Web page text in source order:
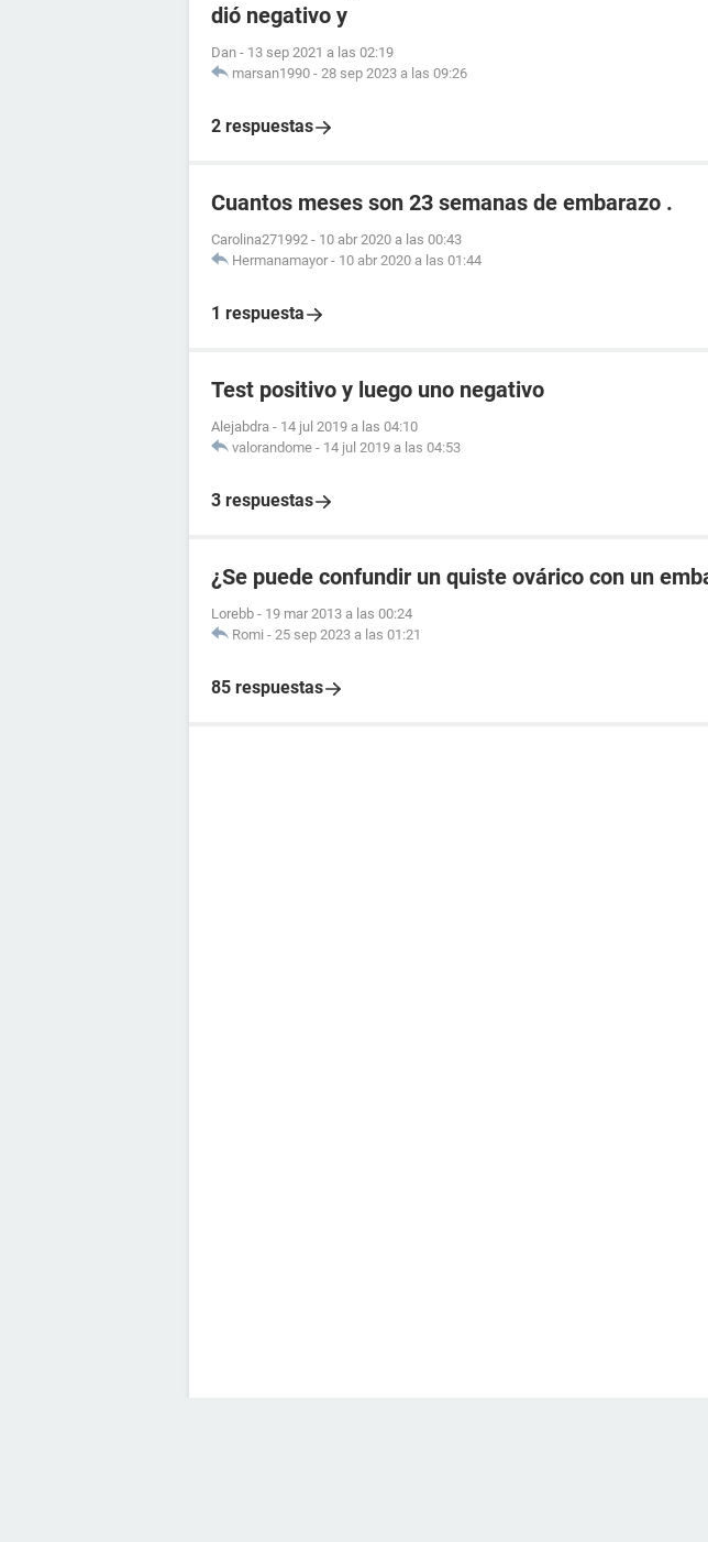
dió negativo y
Dan - 13 sep 2021 a las 02:19
marsan1990 - 28 sep 2023 a las 09:26
2 respuestas
Cuantos meses son 23 semanas de embarazo .
Carolina271992 - 10 abr 2020 a las 00:43
Hermanamayor - 10 abr 2020 a las 01:44
1 respuesta
Test positivo y luego uno negativo
Alejabdra - 14 jul 2019 a las 04:10
valorandome - 14 jul 2019 a las 04:53
3 respuestas
¿Se puede confundir un quiste ovárico con un
Lorebb - 19 mar 2013 a las 00:24
Romi - 25 sep 2023 a las 01:21
85 respuestas